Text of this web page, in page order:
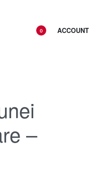
0 ACCOUNT
–